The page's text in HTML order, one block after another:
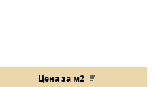
Цена за м2